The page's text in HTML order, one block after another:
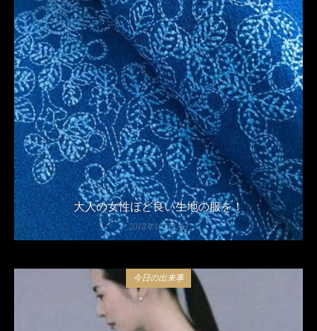
大人の女性ほど良い生地の服を！
2018年10月22日
今日の出来事